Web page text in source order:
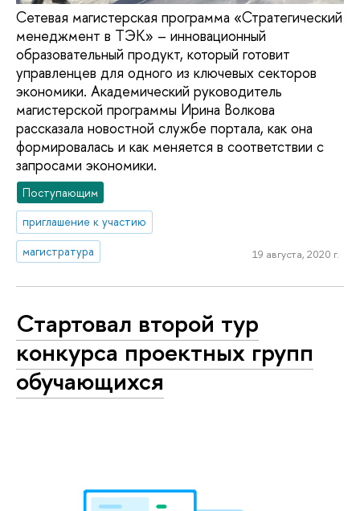
Сетевая магистерская программа «Стратегический
менеджмент в ТЭК» – инновационный
образовательный продукт, который готовит
управленцев для одного из ключевых секторов
экономики. Академический руководитель
магистерской программы Ирина Волкова
рассказала новостной службе портала, как она
формировалась и как меняется в соответствии с
запросами экономики.
Поступающим
приглашение к участию
магистратура
19 августа, 2020 г.
Стартовал второй тур
конкурса проектных групп
обучающихся